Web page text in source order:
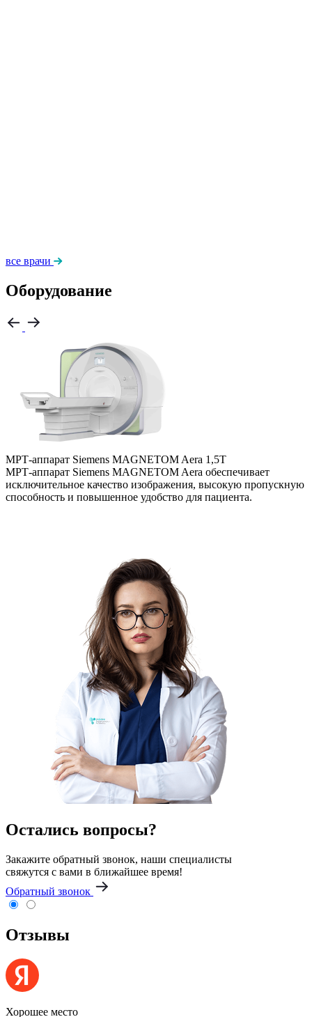
все врачи
Оборудование
МРТ-аппарат Siemens MAGNETOM Aera 1,5Т
МРТ-аппарат Siemens MAGNETOM Aera обеспечивает
исключительное качество изображения, высокую пропускную
способность и повышенное удобство для пациента.
Остались вопросы?
Закажите обратный звонок, наши специалисты
свяжутся с вами в ближайшее время!
Обратный звонок
Отзывы
Хорошее место